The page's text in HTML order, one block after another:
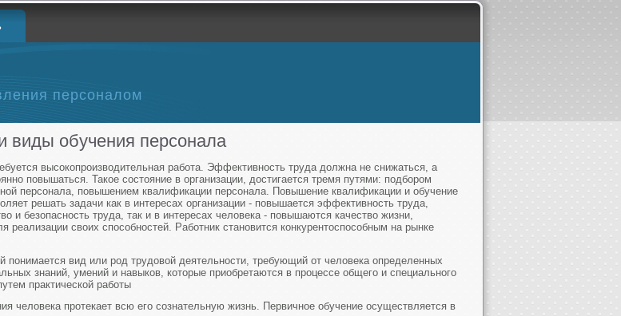
персоналом
виды обучения персонала
высокопроизводительная работа. Эффективность труда должна не снижаться, а
повышаться. Такое состояние в организации, достигается тремя путями: подбором
персонала, повышением квалификации персонала. Повышение квалификации и обучение
решать задачи как в интересах организации - повышается эффективность труда,
и безопасность труда, так и в интересах человека - повышаются качество жизни,
реализации своих способностей. Работник становится конкурентоспособным на рынке
понимается вид или род трудовой деятельности, требующий от человека определенных
знаний, умений и навыков, которые приобретаются в процессе общего и специального
практической работы
человека протекает всю его сознательную жизнь. Первичное обучение осуществляется в